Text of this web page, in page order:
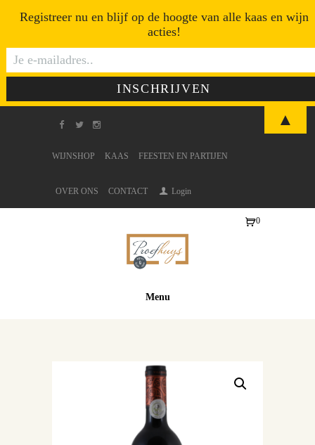
WIJNSHOP KAAS FEESTEN EN PARTIJEN
OVER ONS CONTACT Login
Menu
0
Registreer nu en blijf op de hoogte van alle kaas en wijn
acties!
▲